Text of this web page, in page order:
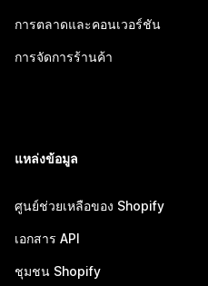
การตลาดและคอนเวอร์ชัน
การจัดการร้านค้า
แหล่งข้อมูล
ศูนย์ช่วยเหลือของ Shopify
เอกสาร API
ชุมชน Shopify